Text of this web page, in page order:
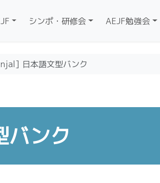
シンポ・研修会 AEJF勉強会
日本語文型バンク
ンク